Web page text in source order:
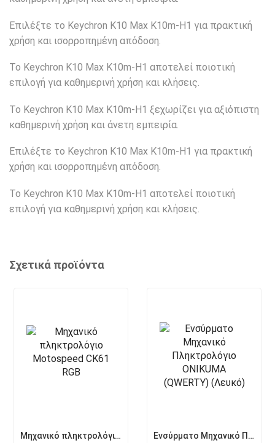
Επιλέξτε το Keychron K10 Max K10m-H1 για πρακτική
χρήση και ισορροπημένη απόδοση.
Το Keychron K10 Max K10m-H1 αποτελεί ποιοτική
επιλογή για καθημερινή χρήση και κλήσεις.
Το Keychron K10 Max K10m-H1 ξεχωρίζει για αξιόπιστη
καθημερινή χρήση και άνετη εμπειρία.
Επιλέξτε το Keychron K10 Max K10m-H1 για πρακτική
χρήση και ισορροπημένη απόδοση.
Το Keychron K10 Max K10m-H1 αποτελεί ποιοτική
επιλογή για καθημερινή χρήση και κλήσεις.
Σχετικά προϊόντα
Μηχανικό πληκτρολόγιο Motospeed CK61 RGB Ενσύρματο Μηχανικό Πληκτρολόγιο ONIKUMA (QWERTY) (Λευκό)